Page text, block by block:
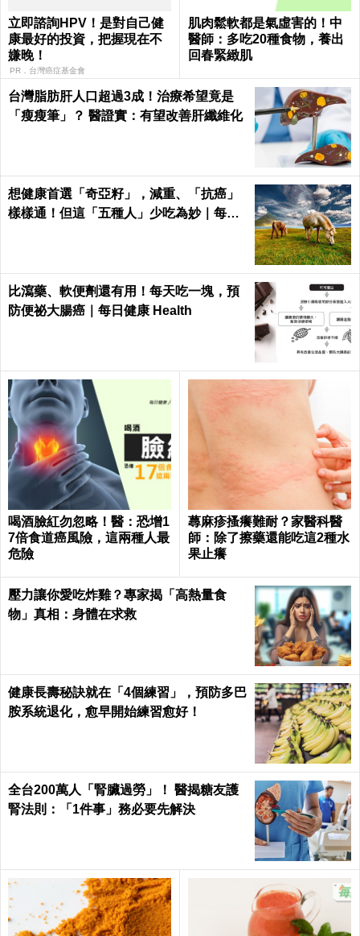
立即諮詢HPV！是對自己健
康最好的投資，把握現在不
嫌晚！
PR．台灣癌症基金會
肌肉鬆軟都是氣虛害的！中
醫師：多吃20種食物，養出
回春緊緻肌
台灣脂肪肝人口超過3成！治療希望竟是
「瘦瘦筆」？ 醫證實：有望改善肝纖維化
想健康首選「奇亞籽」，減重、「抗癌」
樣樣通！但這「五種人」少吃為妙｜每日
比瀉藥、軟便劑還有用！每天吃一塊，預
防便祕大腸癌｜每日健康 Health
喝酒臉紅勿忽略！醫：恐增1
7倍食道癌風險，這兩種人最
危險
蕁麻疹搔癢難耐？家醫科醫
師：除了擦藥還能吃這2種水
果止癢
壓力讓你愛吃炸雞？專家揭「高熱量食
物」真相：身體在求救
健康長壽秘訣就在「4個練習」，預防多巴
胺系統退化，愈早開始練習愈好！
全台200萬人「腎臟過勞」！ 醫揭糖友護
腎法則：「1件事」務必要先解決